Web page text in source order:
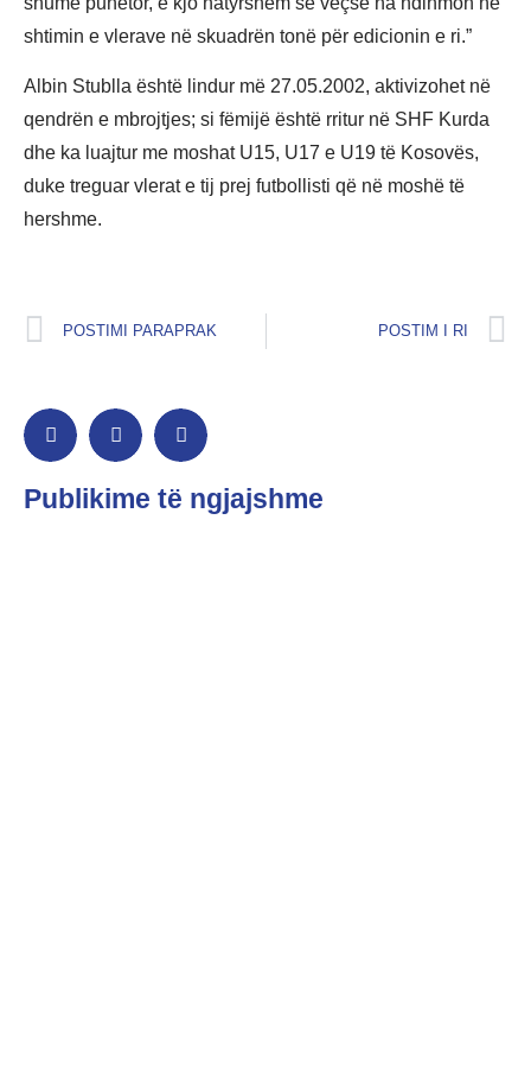
shtimin e vlerave në skuadrën tonë për edicionin e ri.”
Albin Stublla është lindur më 27.05.2002, aktivizohet në
qendrën e mbrojtjes; si fëmijë është rritur në SHF Kurda
dhe ka luajtur me moshat U15, U17 e U19 të Kosovës,
duke treguar vlerat e tij prej futbollisti që në moshë të
hershme.
POSTIMI PARAPRAK POSTIM I RI
Publikime të ngjajshme